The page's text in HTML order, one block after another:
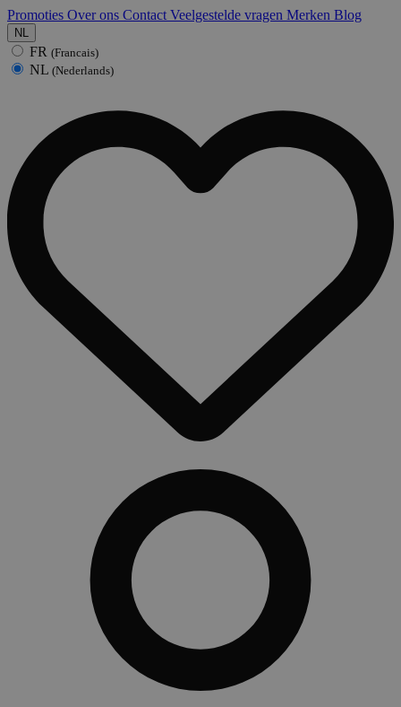
Promoties Over ons Contact Veelgestelde vragen Merken Blog
NL
FR (Francais)
NL (Nederlands)